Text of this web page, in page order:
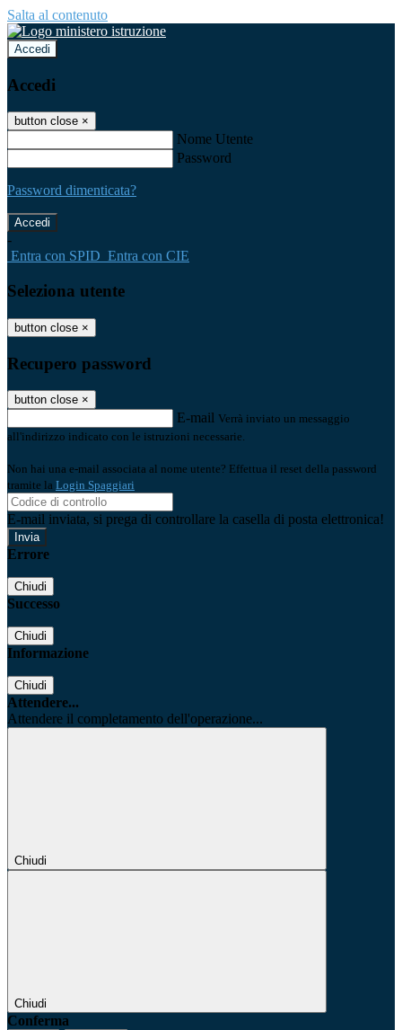
Salta al contenuto
Accedi
Accedi
button close ×
Nome Utente
Password
Password dimenticata?
-
Entra con SPID Entra con CIE
Seleziona utente
button close ×
Recupero password
button close ×
E-mail Verrà inviato un messaggio
all'indirizzo indicato con le istruzioni necessarie.
Non hai una e-mail associata al nome utente? Effettua il reset della password
tramite la Login Spaggiari
E-mail inviata, si prega di controllare la casella di posta elettronica!
Errore
Chiudi
Successo
Chiudi
Informazione
Chiudi
Attendere...
Attendere il completamento dell'operazione...
Chiudi
Chiudi
Conferma